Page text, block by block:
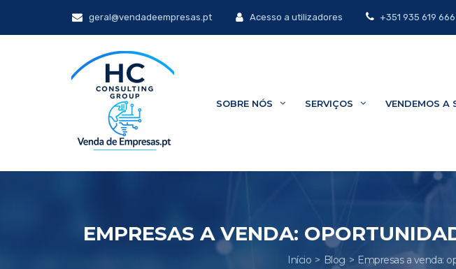
geral@vendadeempresas.pt Acesso a utilizadores +351 935 619
SOBRE NÓS SERVIÇOS VENDEMOS A
EMPRESAS A VENDA:
Início Blog Empresas a venda: